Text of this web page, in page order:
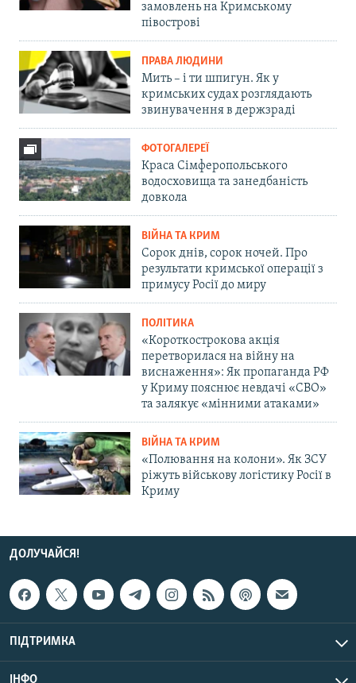
замовлень на Кримському
півострові
ПРАВА ЛЮДИНИ
Мить – і ти шпигун. Як у
кримських судах розглядають
звинувачення в держзраді
ФОТОГАЛЕРЕЇ
Краса Сімферопольського
водосховища та занедбаність
довкола
ВІЙНА ТА КРИМ
Сорок днів, сорок ночей. Про
результати кримської операції з
примусу Росії до миру
ПОЛІТИКА
«Короткострокова акція
перетворилася на війну на
виснаження»: Як пропаганда РФ
у Криму пояснює невдачі «СВО»
та залякує «мінними атаками»
ВІЙНА ТА КРИМ
«Полювання на колони». Як ЗСУ
ріжуть військову логістику Росії в
Криму
ДОЛУЧАЙСЯ!
ПІДТРИМКА
ІНФО